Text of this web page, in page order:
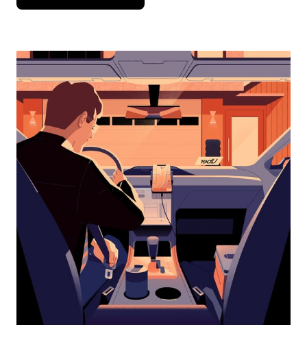
seta
interagir
o
calendário
selecionar
uma
data.
Pressione
a
tecla
“ESC”
o
calendário.